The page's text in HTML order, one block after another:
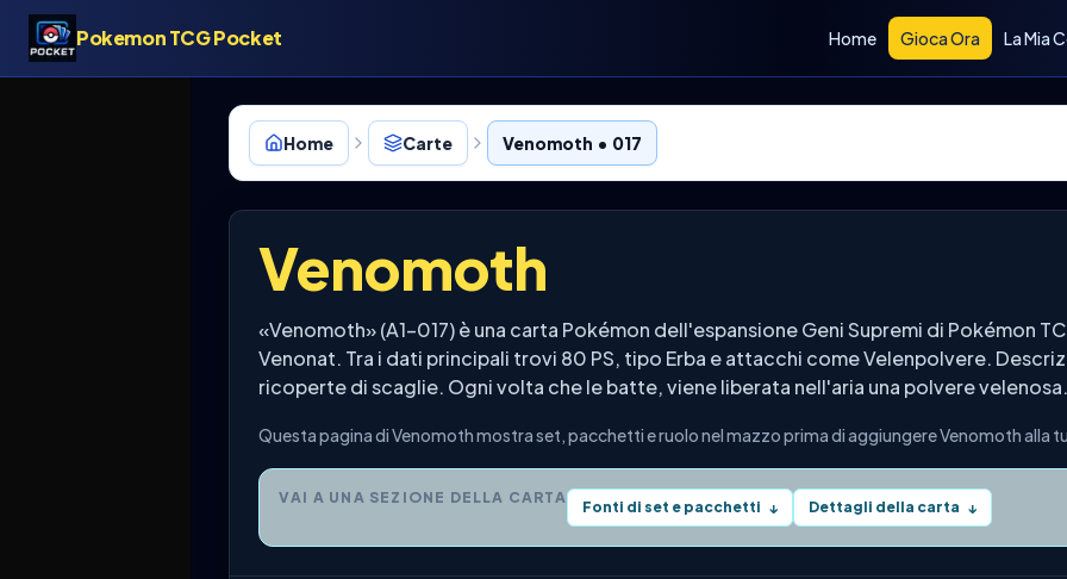
Pokemon TCG Pocket Home Gioca Ora La Mia
Home Carte Venomoth • 017
Venomoth
«Venomoth» (A1-017) è una carta Pokémon dell'espansione Geni Supremi di Pokémon
Venonat. Tra i dati principali trovi 80 PS, tipo Erba e attacchi come Velenpolvere.
ricoperte di scaglie. Ogni volta che le batte, viene liberata nell'aria una polvere velenosa.
Questa pagina di Venomoth mostra set, pacchetti e ruolo nel mazzo prima di aggiungere Venomoth alla
VAI A UNA SEZIONE DELLA CARTA
Fonti di set e pacchetti ↓ Dettagli della carta ↓